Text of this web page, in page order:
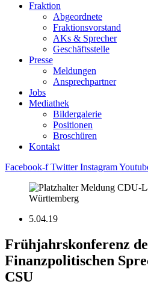
Fraktion
Abgeordnete
Fraktions­vorstand
AKs & Sprecher
Geschäftsstelle
Presse
Meldungen
Ansprechpartner
Jobs
Mediathek
Bildergalerie
Positionen
Broschüren
Kontakt
Facebook-f Twitter Instagram
5.04.19
Frühjahrskonferenz
Finanzpolitischen
CSU